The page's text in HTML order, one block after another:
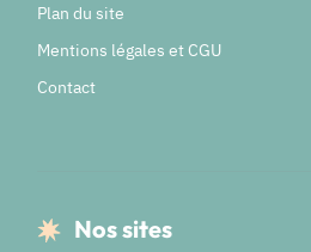
Plan du site
Mentions légales et CGU
Contact
Nos sites